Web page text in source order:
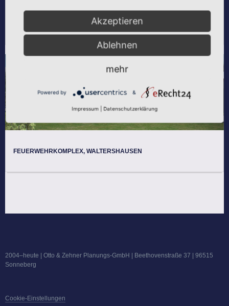
STADTTEILZENTRUM, SONNEBERG-
FEUERWEHRKOMPLEX, WALTERSHAUSEN
2004–heute | Otto & Zehner Planungs-GmbH | Beethovenstraße 37 | 96515
Sonneberg
Cookie-Einstellungen
Akzeptieren
Ablehnen
mehr
Powered by &
Impressum Datenschutzerklärung